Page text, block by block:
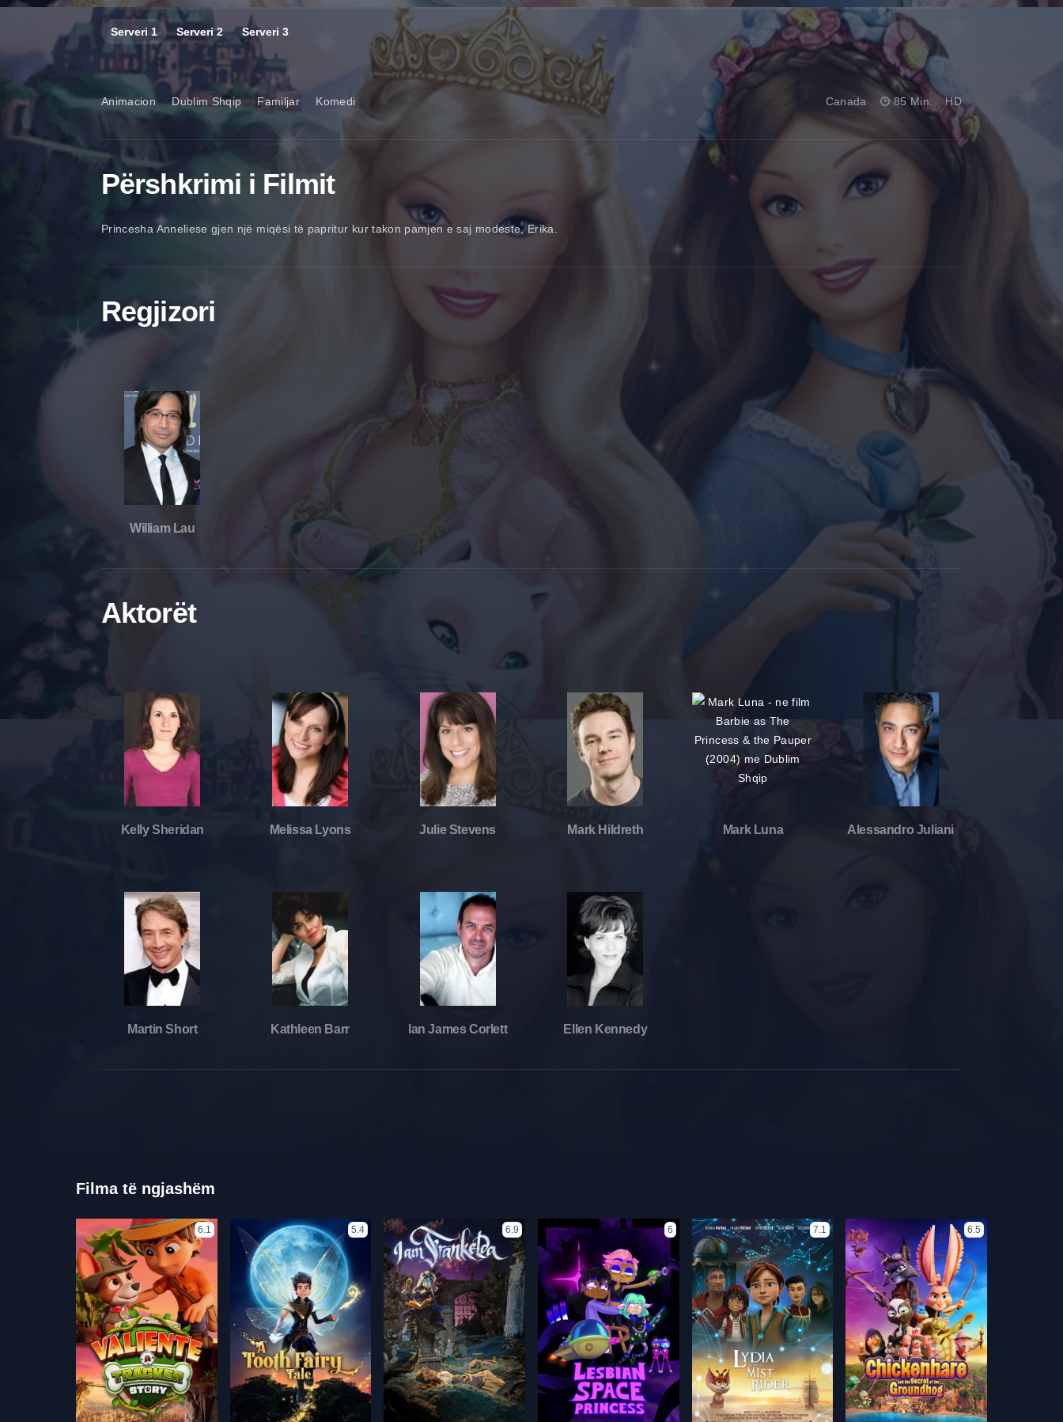
Serveri1 Serveri2 Serveri 3
Animacion Dublim Shqip Familjar Komedi Canada 85 Min. HD
Përshkrimi i Filmit
Princesha Anneliese gjen një miqësi të papritur kur takon pamjen e saj modeste, Erika.
Regjizori
William Lau
Aktorët
Kelly Sheridan Melissa Lyons Julie Stevens Mark Hildreth Mark Luna Alessandro Juliani
Martin Short Kathleen Barr Ian James Corlett Ellen Kennedy
Filma të ngjashëm
6.1 5.4 6.9 6 7.1 6.5